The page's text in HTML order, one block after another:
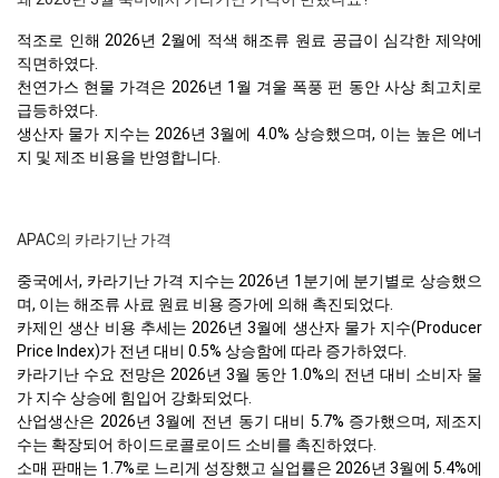
적조로 인해 2026년 2월에 적색 해조류 원료 공급이 심각한 제약에
직면하였다.
천연가스 현물 가격은 2026년 1월 겨울 폭풍 펀 동안 사상 최고치로
급등하였다.
생산자 물가 지수는 2026년 3월에 4.0% 상승했으며, 이는 높은 에너
지 및 제조 비용을 반영합니다.
APAC의 카라기난 가격
중국에서, 카라기난 가격 지수는 2026년 1분기에 분기별로 상승했으
며, 이는 해조류 사료 원료 비용 증가에 의해 촉진되었다.
카제인 생산 비용 추세는 2026년 3월에 생산자 물가 지수(Producer
Price Index)가 전년 대비 0.5% 상승함에 따라 증가하였다.
카라기난 수요 전망은 2026년 3월 동안 1.0%의 전년 대비 소비자 물
가 지수 상승에 힘입어 강화되었다.
산업생산은 2026년 3월에 전년 동기 대비 5.7% 증가했으며, 제조지
수는 확장되어 하이드로콜로이드 소비를 촉진하였다.
소매 판매는 1.7%로 느리게 성장했고 실업률은 2026년 3월에 5.4%에